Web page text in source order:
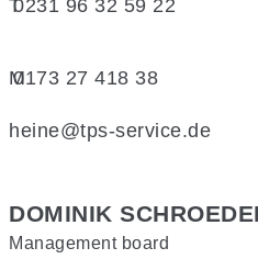
T0231 96 32 59 22
M
0173 27 418 38
heine@tps-service.de
DOMINIK
Management board